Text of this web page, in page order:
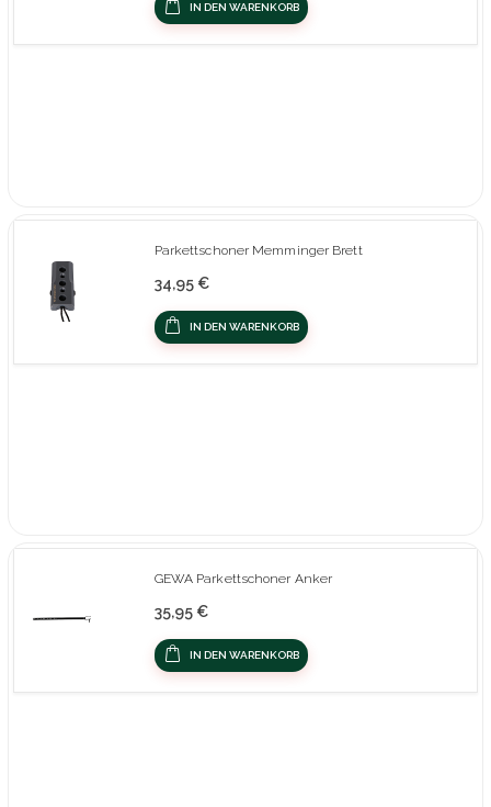
IN DEN WARENKORB
Parkettschoner Memminger Brett
34,95 €
IN DEN WARENKORB
GEWA Parkettschoner Anker
35,95 €
IN DEN WARENKORB